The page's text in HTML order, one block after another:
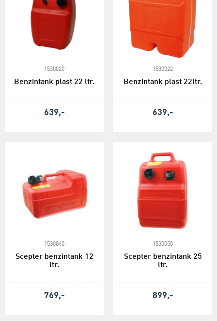
1530020
Benzintank plast 22 ltr.
639,-
1530022
Benzintank plast 22ltr.
639,-
1530040
Scepter benzintank 12
ltr.
769,-
1530050
Scepter benzintank 25
ltr.
899,-